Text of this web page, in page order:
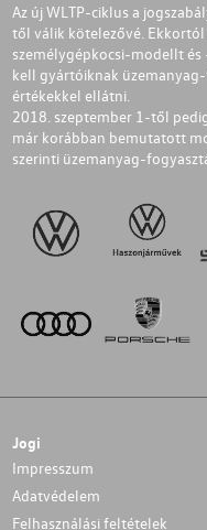
Az új WLTP-ciklus a
től válik kötelezővé.
személygépkocsi-modellt
kell gyártóiknak
értékekkel ellátni.
2018. szeptember 1-től
már korábban bemutatott
szerinti üzemanyag-
Jogi
Impresszum
Adatvédelem
Felhasználási feltételek